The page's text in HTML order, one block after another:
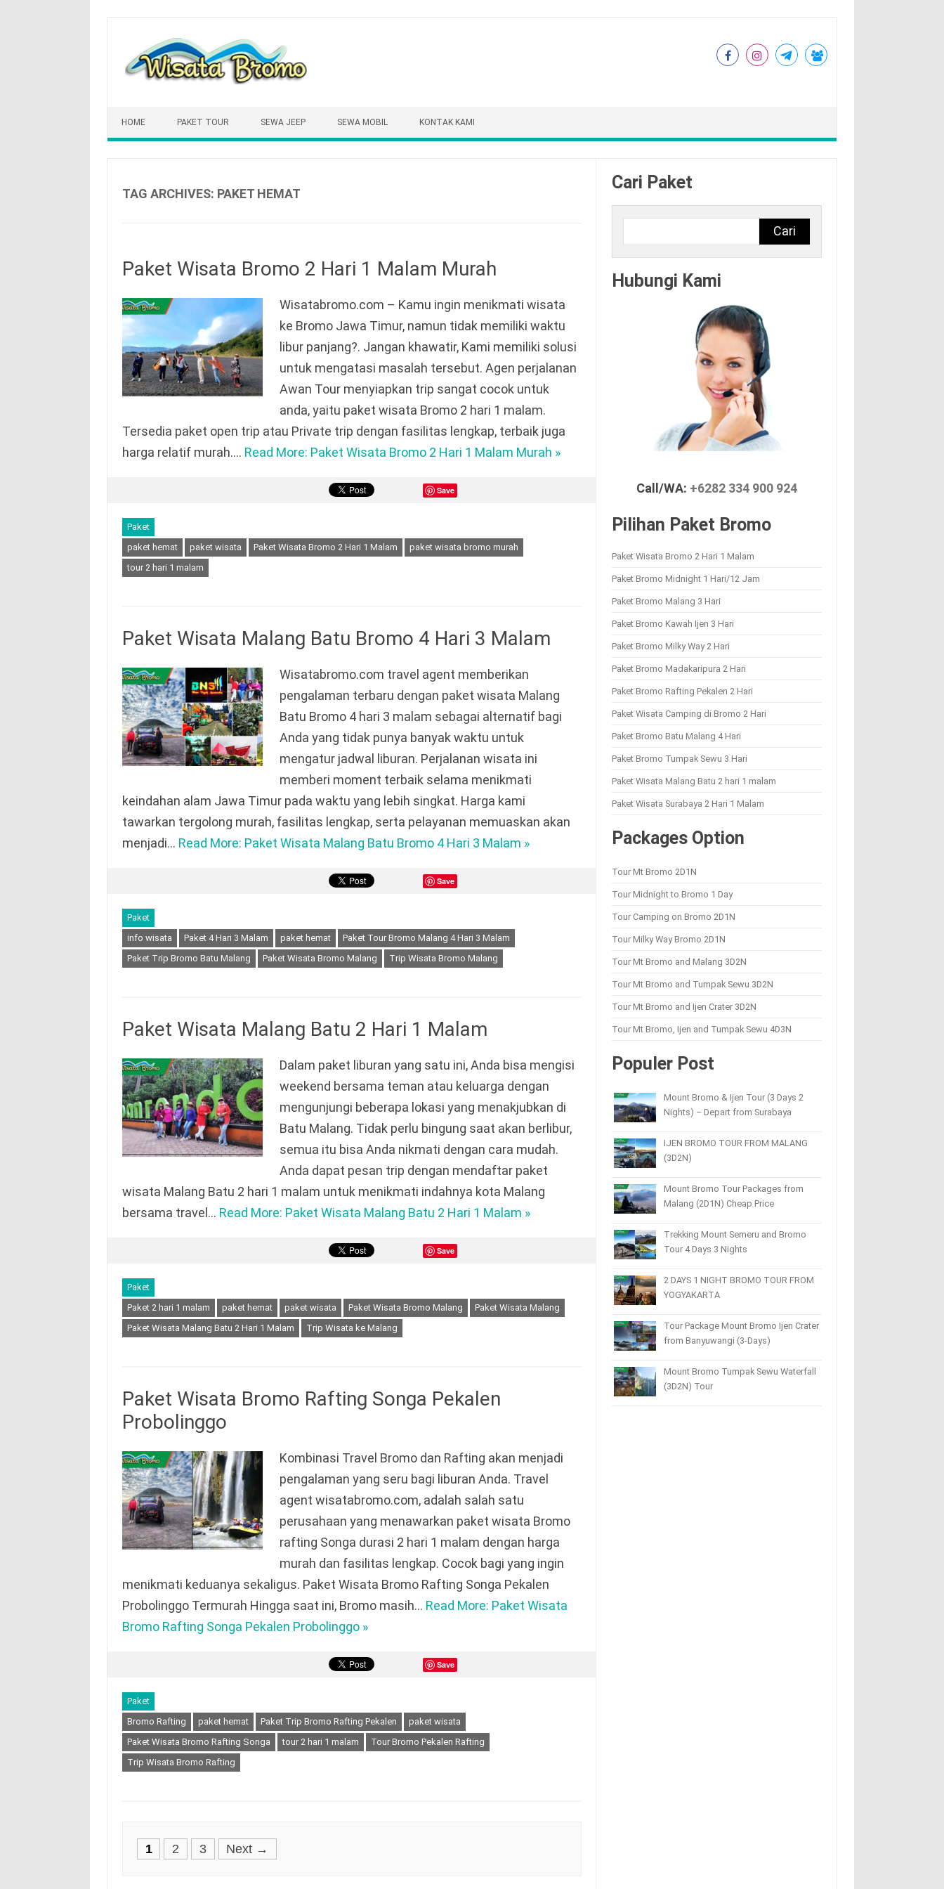
content
HOME PAKET TOUR SEWA JEEP SEWA MOBIL KONTAK KAMI
TAG ARCHIVES: PAKET HEMAT
Paket Wisata Bromo 2 Hari 1 Malam Murah
Wisatabromo.com – Kamu ingin menikmati wisata
ke Bromo Jawa Timur, namun tidak memiliki waktu
libur panjang?. Jangan khawatir, Kami memiliki solusi
untuk mengatasi masalah tersebut. Agen perjalanan
Awan Tour menyiapkan trip sangat cocok untuk
anda, yaitu paket wisata Bromo 2 hari 1 malam.
Tersedia paket open trip atau Private trip dengan fasilitas lengkap, terbaik juga
harga relatif murah.… Read More: Paket Wisata Bromo 2 Hari 1 Malam Murah »
Save
Paket
paket hemat
paket wisata Paket Wisata Bromo 2 Hari 1 Malam
paket wisata bromo murah
tour 2 hari 1 malam
Paket Wisata Malang Batu Bromo 4 Hari 3 Malam
Wisatabromo.com travel agent memberikan
pengalaman terbaru dengan paket wisata Malang
Batu Bromo 4 hari 3 malam sebagai alternatif bagi
Anda yang tidak punya banyak waktu untuk
mengatur jadwal liburan. Perjalanan wisata ini
memberi moment terbaik selama menikmati
keindahan alam Jawa Timur pada waktu yang lebih singkat. Harga kami
tawarkan tergolong murah, fasilitas lengkap, serta pelayanan memuaskan akan
menjadi… Read More: Paket Wisata Malang Batu Bromo 4 Hari 3 Malam »
Save
Paket
info wisata
Paket 4 Hari 3 Malam paket hemat
Paket Tour Bromo Malang 4 Hari 3 Malam
Paket Trip Bromo Batu Malang
Paket Wisata Bromo Malang Trip Wisata Bromo Malang
Paket Wisata Malang Batu 2 Hari 1 Malam
Dalam paket liburan yang satu ini, Anda bisa mengisi
weekend bersama teman atau keluarga dengan
mengunjungi beberapa lokasi yang menakjubkan di
Batu Malang. Tidak perlu bingung saat akan berlibur,
semua itu bisa Anda nikmati dengan cara mudah.
Anda dapat pesan trip dengan mendaftar paket
wisata Malang Batu 2 hari 1 malam untuk menikmati indahnya kota Malang
bersama travel… Read More: Paket Wisata Malang Batu 2 Hari 1 Malam »
Save
Paket
Paket 2 hari 1 malam
paket hemat paket wisata Paket Wisata Bromo Malang
Paket Wisata Malang
Paket Wisata Malang Batu 2 Hari 1 Malam
Trip Wisata ke Malang
Paket Wisata Bromo Rafting Songa Pekalen
Probolinggo
Kombinasi Travel Bromo dan Rafting akan menjadi
pengalaman yang seru bagi liburan Anda. Travel
agent wisatabromo.com, adalah salah satu
perusahaan yang menawarkan paket wisata Bromo
rafting Songa durasi 2 hari 1 malam dengan harga
murah dan fasilitas lengkap. Cocok bagi yang ingin
menikmati keduanya sekaligus. Paket Wisata Bromo Rafting Songa Pekalen
Probolinggo Termurah Hingga saat ini, Bromo masih… Read More: Paket Wisata
Bromo Rafting Songa Pekalen Probolinggo »
Save
Paket
Bromo Rafting
paket hemat Paket Trip Bromo Rafting Pekalen
paket wisata
Paket Wisata Bromo Rafting Songa
tour 2 hari 1 malam
Tour Bromo Pekalen Rafting
Trip Wisata Bromo Rafting
Posts
1 2 3 Next →
Cari Paket
Cari
Hubungi Kami
Call/WA: +6282 334 900 924
Pilihan Paket Bromo
Paket Wisata Bromo 2 Hari 1 Malam
Paket Bromo Midnight 1 Hari/12 Jam
Paket Bromo Malang 3 Hari
Paket Bromo Kawah Ijen 3 Hari
Paket Bromo Milky Way 2 Hari
Paket Bromo Madakaripura 2 Hari
Paket Bromo Rafting Pekalen 2 Hari
Paket Wisata Camping di Bromo 2 Hari
Paket Bromo Batu Malang 4 Hari
Paket Bromo Tumpak Sewu 3 Hari
Paket Wisata Malang Batu 2 hari 1 malam
Paket Wisata Surabaya 2 Hari 1 Malam
Packages Option
Tour Mt Bromo 2D1N
Tour Midnight to Bromo 1 Day
Tour Camping on Bromo 2D1N
Tour Milky Way Bromo 2D1N
Tour Mt Bromo and Malang 3D2N
Tour Mt Bromo and Tumpak Sewu 3D2N
Tour Mt Bromo and Ijen Crater 3D2N
Tour Mt Bromo, Ijen and Tumpak Sewu 4D3N
Populer Post
Mount Bromo & Ijen Tour (3 Days 2
Nights) – Depart from Surabaya
IJEN BROMO TOUR FROM MALANG
(3D2N)
Mount Bromo Tour Packages from
Malang (2D1N) Cheap Price
Trekking Mount Semeru and Bromo
Tour 4 Days 3 Nights
2 DAYS 1 NIGHT BROMO TOUR FROM
YOGYAKARTA
Tour Package Mount Bromo Ijen Crater
from Banyuwangi (3-Days)
Mount Bromo Tumpak Sewu Waterfall
(3D2N) Tour